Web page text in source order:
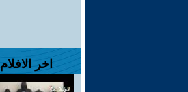
اخر الافلام